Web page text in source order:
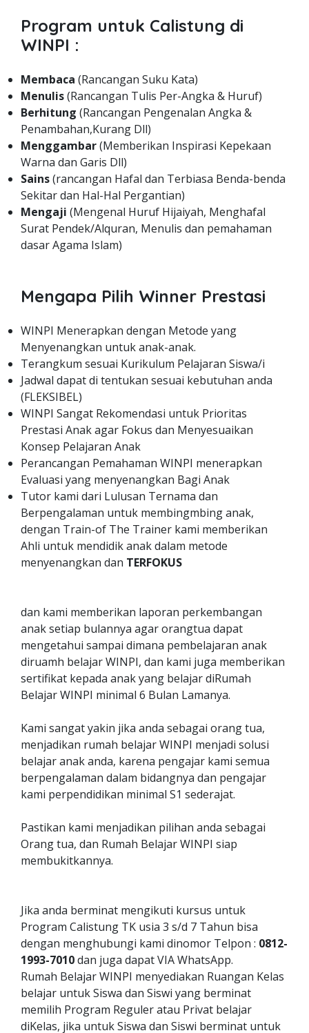
Program untuk Calistung di
WINPI :
Membaca (Rancangan Suku Kata)
Menulis(Rancangan Tulis Per-Angka & Huruf)
Berhitung (Rancangan Pengenalan Angka &
Penambahan,Kurang Dll)
Menggambar(Memberikan Inspirasi Kepekaan
Warna dan Garis Dll)
Sains(rancangan Hafal dan Terbiasa Benda-benda
Sekitar dan Hal-Hal Pergantian)
Mengaji (Mengenal Huruf Hijaiyah, Menghafal
Surat Pendek/Alquran, Menulis dan pemahaman
dasar Agama Islam)
Mengapa Pilih Winner Prestasi
WINPI Menerapkan dengan Metode yang
Menyenangkan untuk anak-anak.
Terangkum sesuai Kurikulum Pelajaran Siswa/i
Jadwal dapat di tentukan sesuai kebutuhan anda
(FLEKSIBEL)
WINPI Sangat Rekomendasi untuk Prioritas
Prestasi Anak agar Fokus dan Menyesuaikan
Konsep Pelajaran Anak
Perancangan Pemahaman WINPI menerapkan
Evaluasi yang menyenangkan Bagi Anak
Tutor kami dari Lulusan Ternama dan
Berpengalaman untuk membingmbing anak,
dengan Train-of The Trainer kami memberikan
Ahli untuk mendidik anak dalam metode
menyenangkan dan TERFOKUS
dan kami memberikan laporan perkembangan
anak setiap bulannya agar orangtua dapat
mengetahui sampai dimana pembelajaran anak
diruamh belajar WINPI, dan kami juga memberikan
sertifikat kepada anak yang belajar diRumah
Belajar WINPI minimal 6 Bulan Lamanya.
Kami sangat yakin jika anda sebagai orang tua,
menjadikan rumah belajar WINPI menjadi solusi
belajar anak anda, karena pengajar kami semua
berpengalaman dalam bidangnya dan pengajar
kami perpendidikan minimal S1 sederajat.
Pastikan kami menjadikan pilihan anda sebagai
Orang tua, dan Rumah Belajar WINPI siap
membukitkannya.
Jika anda berminat mengikuti kursus untuk
Program Calistung TK usia 3 s/d 7 Tahun bisa
dengan menghubungi kami dinomor Telpon : 0812-
1993-7010dan juga dapat VIA WhatsApp.
Rumah Belajar WINPI menyediakan Ruangan Kelas
belajar untuk Siswa dan Siswi yang berminat
memilih Program Reguler atau Privat belajar
diKelas, jika untuk Siswa dan Siswi berminat untuk